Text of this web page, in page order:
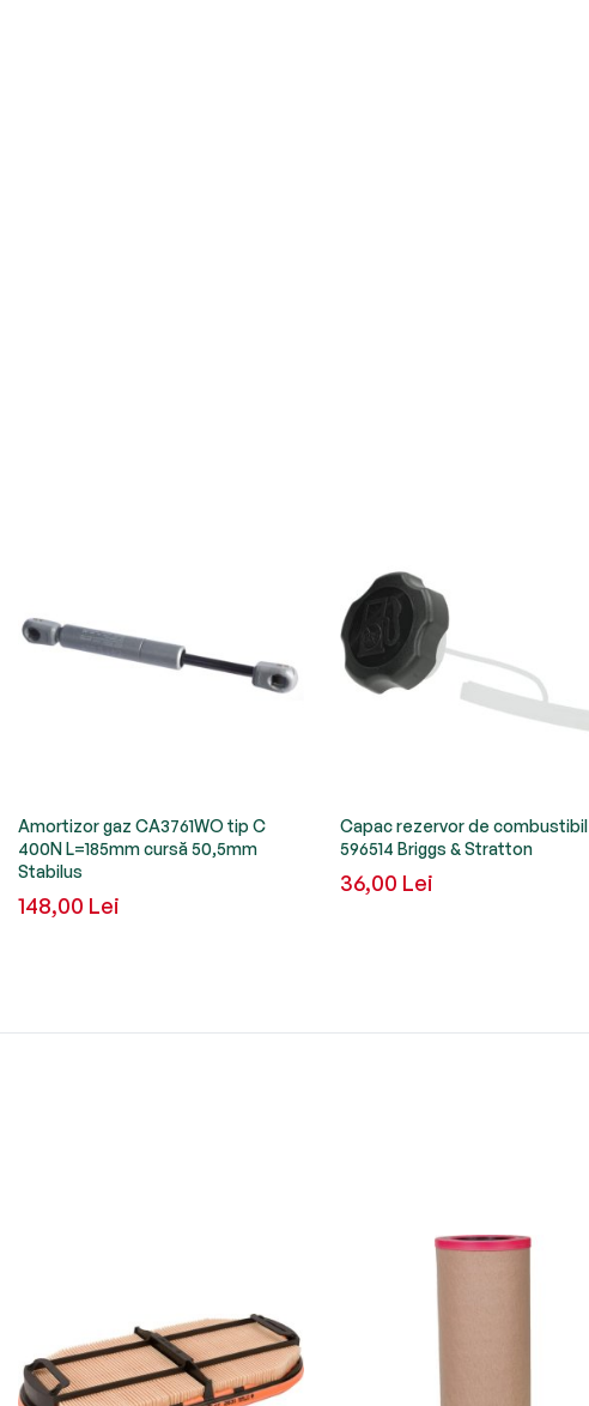
Amortizor gaz CA3761WO tip C
400N L=185mm cursă 50,5mm
Stabilus
148,00 Lei
Capac rezervor de combustibil
596514 Briggs & Stratton
36,00 Lei